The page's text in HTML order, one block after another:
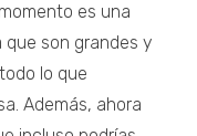
es una
que son grandes y
lo que
Además, ahora